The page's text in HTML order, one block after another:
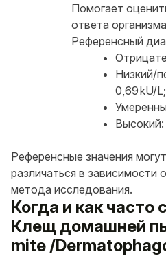
Помогает
ответа
Референсный
Низкий/
0,69 kU/L;
Высокий:
Референсные значения
различаться в зависимости
метода исследования.
Когда и как часто
Клещ домашней
mite /